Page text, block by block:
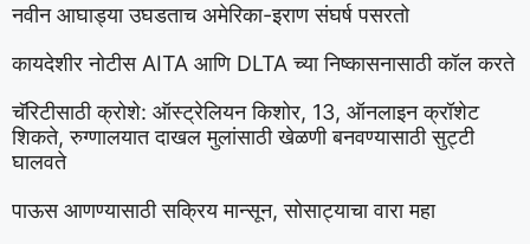
नवीन आघाड्या उघडताच अमेरिका-इराण संघर्ष पसरतो
कायदेशीर नोटीस AITA आणि DLTA च्या निष्कासनासाठी कॉल करते
चॅरिटीसाठी क्रोशे: ऑस्ट्रेलियन किशोर, 13, ऑनलाइन क्रॉशेट
शिकते, रुग्णालयात दाखल मुलांसाठी खेळणी बनवण्यासाठी सुट्टी
घालवते
पाऊस आणण्यासाठी सक्रिय मान्सून, सोसाट्याचा वारा महा